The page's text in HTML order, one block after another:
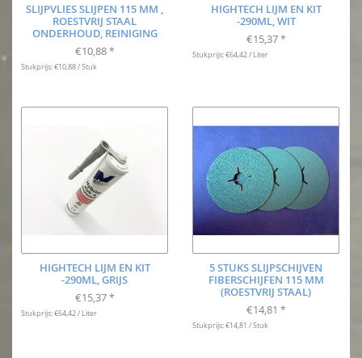
SLIJPVLIES SLIJPEN 115 MM ,
ROESTVRIJ STAAL
ONDERHOUD, REINIGING
€10,88 *
Stukprijs: €10,88 / Stuk
HIGHTECH LIJM EN KIT
-290ML, WIT
€15,37 *
Stukprijs: €64,42 / Liter
HIGHTECH LIJM EN KIT
-290ML, GRIJS
€15,37 *
Stukprijs: €64,42 / Liter
5 STUKS SLIJPSCHIJVEN
FIBERSCHIJFEN 115 MM
(ROESTVRIJ STAAL)
€14,81 *
Stukprijs: €14,81 / Stuk